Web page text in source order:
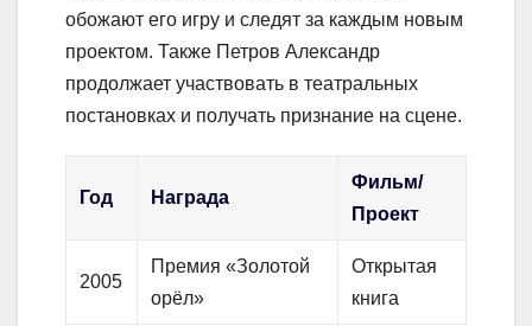
обожают его игру и следят за каждым новым
проектом. Также Петров Александр
продолжает участвовать в театральных
постановках и получать признание на сцене.
Год Награда
Фильм/
Проект
2005
Премия «Золотой
орёл»
Открытая
книга